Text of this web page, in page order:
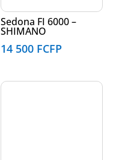
Sedona FI 6000 –
SHIMANO
14 500 FCFP